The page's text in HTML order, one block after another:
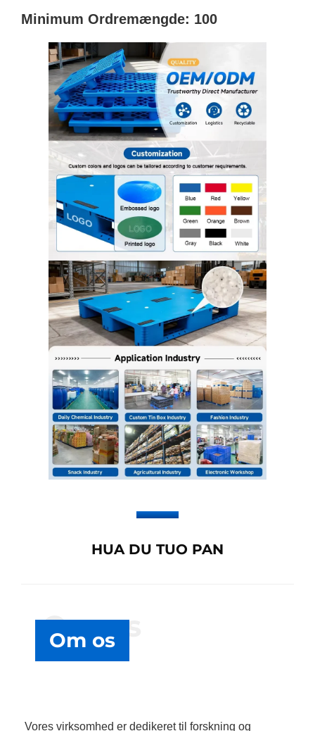
Minimum Ordremængde: 100
HUA DU TUO PAN
Om os
Om os
Vores virksomhed er dedikeret til forskning og